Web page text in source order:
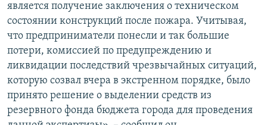
является получение заключения о техническом
состоянии конструкций после пожара. Учитывая,
что предприниматели понесли и так большие
потери, комиссией по предупреждению и
ликвидации последствий чрезвычайных ситуаций,
которую созвал вчера в экстренном порядке, было
принято решение о выделении средств из
резервного фонда бюджета города для проведения